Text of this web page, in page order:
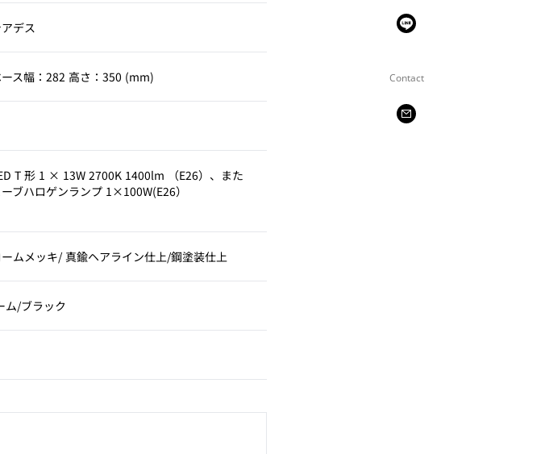
Contact
デス
ス幅：282 高さ：350 (mm)
T 形 1 × 13W 2700K 1400lm （E26）、また
ブハロゲンランプ 1×100W(E26）
ムメッキ/ 真鍮ヘアライン仕上/鋼塗装仕上
ム/ブラック